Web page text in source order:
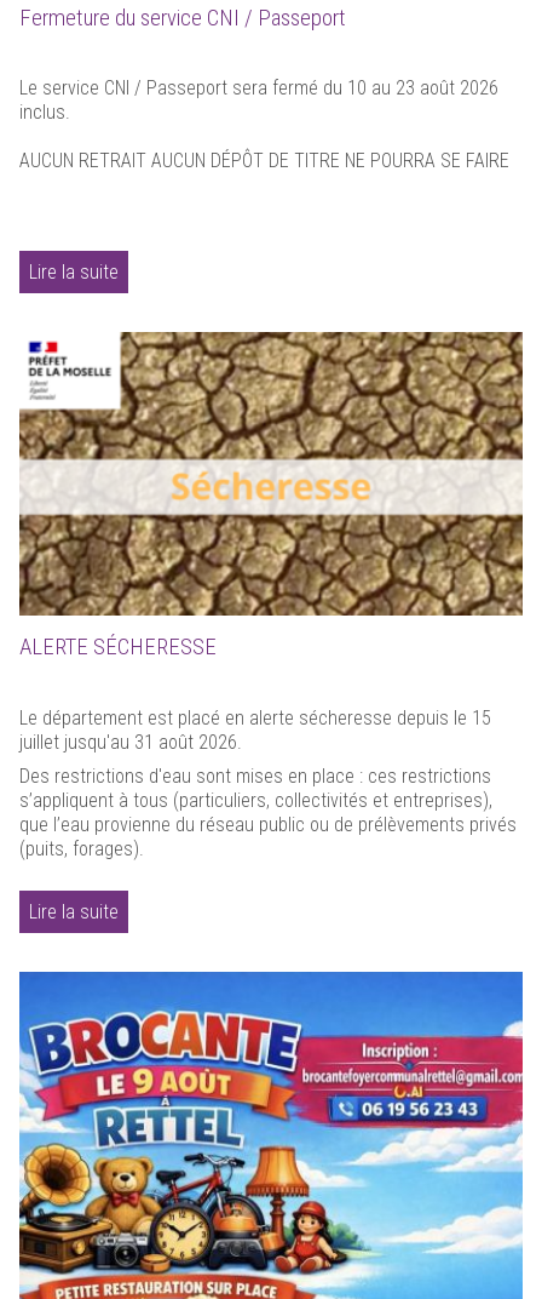
Fermeture du service CNI / Passeport
Le service CNI / Passeport sera fermé du 10 au 23 août 2026
inclus.
AUCUN RETRAIT AUCUN DÉPÔT DE TITRE NE POURRA SE FAIRE
Lire la suite
ALERTE SÉCHERESSE
Le département est placé en alerte sécheresse depuis le 15
juillet jusqu'au 31 août 2026.
Des restrictions d'eau sont mises en place : ces restrictions
s’appliquent à tous (particuliers, collectivités et entreprises),
que l’eau provienne du réseau public ou de prélèvements privés
(puits, forages).
Lire la suite